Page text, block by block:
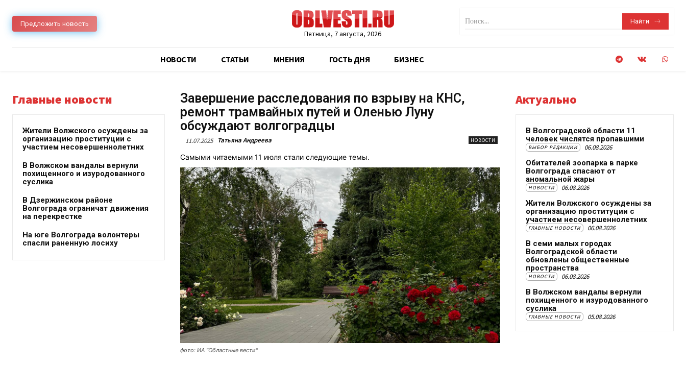
Предложить новость
Пятница, 7 августа, 2026
Поиск... Найти
НОВОСТИ CТАТЬИ МНЕНИЯ ГОСТЬ ДНЯ БИЗНЕС
Главные новости
Жители Волжского осуждены за
организацию проституции с
участием несовершеннолетних
В Волжском вандалы вернули
похищенного и изуродованного
суслика
В Дзержинском районе
Волгограда ограничат движения
на перекрестке
На юге Волгограда волонтеры
спасли раненную лосиху
Завершение расследования по взрыву на КНС,
ремонт трамвайных путей и Оленью Луну
обсуждают волгоградцы
11.07.2025 Татьяна Андреева НОВОСТИ
Самыми читаемыми 11 июля стали следующие темы.
фото: ИА "Областные вести"
Актуально
В Волгоградской области 11
человек числятся пропавшими
ВЫБОР РЕДАКЦИИ 06.08.2026
Обитателей зоопарка в парке
Волгограда спасают от
аномальной жары
НОВОСТИ 06.08.2026
Жители Волжского осуждены за
организацию проституции с
участием несовершеннолетних
ГЛАВНЫЕ НОВОСТИ 06.08.2026
В семи малых городах
Волгоградской области
обновлены общественные
пространства
НОВОСТИ 06.08.2026
В Волжском вандалы вернули
похищенного и изуродованного
суслика
ГЛАВНЫЕ НОВОСТИ 05.08.2026